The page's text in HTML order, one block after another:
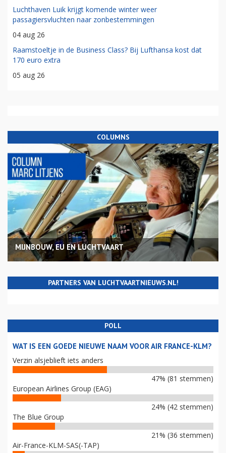
Luchthaven Luik krijgt komende winter weer
passagiersvluchten naar zonbestemmingen
04 aug 26
Raamstoeltje in de Business Class? Bij Lufthansa kost dat
170 euro extra
05 aug 26
COLUMNS
MIJNBOUW, EU EN LUCHTVAART
PARTNERS VAN LUCHTVAARTNIEUWS.NL!
POLL
WAT IS EEN GOEDE NIEUWE NAAM VOOR AIR FRANCE-KLM?
Verzin alsjeblieft iets anders
47% (81 stemmen)
European Airlines Group (EAG)
24% (42 stemmen)
The Blue Group
21% (36 stemmen)
Air-France-KLM-SAS(-TAP)